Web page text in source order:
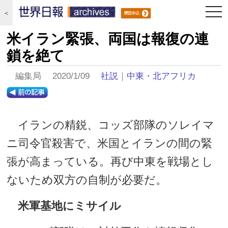
＜
米イラン緊張、両国は報復の連
鎖を絶て
編集局 2020/1/09社説 ｜ 中東・北アフリカ
イランの精鋭、コッズ部隊のソレイマ
ニ司令官殺害で、米国とイランの間の緊
張が高まっている。再び中東を戦場とし
ないため双方の自制が必要だ。
米軍基地にミサイル